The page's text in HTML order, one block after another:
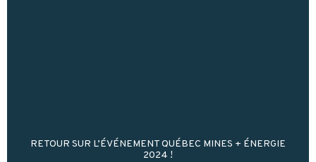
RETOUR SUR L’ÉVÉNEMENT QUÉBEC MINES + ÉNERGIE
2024 !